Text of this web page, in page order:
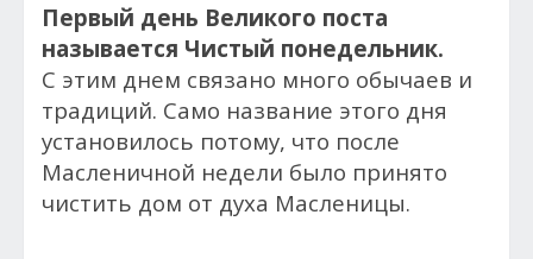
Первый день Великого поста
называется Чистый понедельник.
С этим днем связано много обычаев и
традиций. Само название этого дня
установилось потому, что после
Масленичной недели было принято
чистить дом от духа Масленицы.